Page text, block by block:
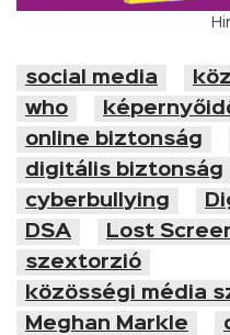
social media
who
online biztonság
digitális biztonság
cyberbullying
DSA
Lost
szextorzió
közösségi média
Meghan Markle